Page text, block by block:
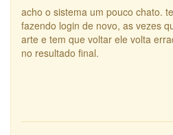
acho o sistema um pouco chato.
fazendo login de novo, as vezes
arte e tem que voltar ele volta
no resultado final.